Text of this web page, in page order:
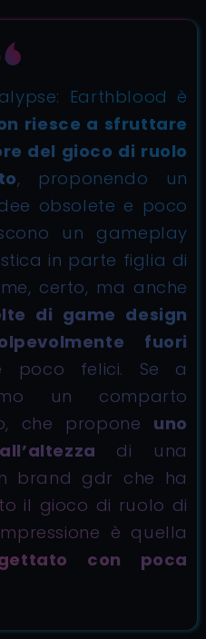
Earthblood è
riesce a sfruttare
del gioco di ruolo
, proponendo un
obsolete e poco
un gameplay
in parte figlia di
certo, ma anche
di game design
fuori
poco felici. Se a
un comparto
che propone uno
di una
brand gdr che ha
il gioco di ruolo di
è quella
con poca